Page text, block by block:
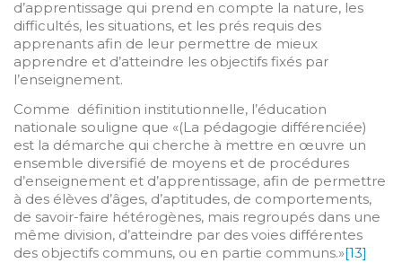
d’apprentissage qui prend en compte la nature, les
difficultés, les situations, et les prés requis des
apprenants afin de leur permettre de mieux
apprendre et d’atteindre les objectifs fixés par
l’enseignement.
Comme définition institutionnelle, l’éducation
nationale souligne que «(La pédagogie différenciée)
est la démarche qui cherche à mettre en œuvre un
ensemble diversifié de moyens et de procédures
d’enseignement et d’apprentissage, afin de permettre
à des élèves d’âges, d’aptitudes, de comportements,
de savoir-faire hétérogènes, mais regroupés dans une
même division, d’atteindre par des voies différentes
des objectifs communs, ou en partie communs.»[13]